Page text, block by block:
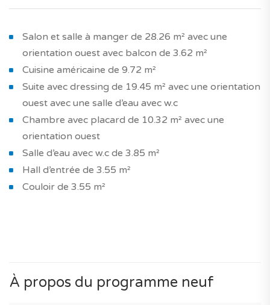
Salon et salle à manger de 28.26 m² avec une
orientation ouest avec balcon de 3.62 m²
Cuisine américaine de 9.72 m²
Suite avec dressing de 19.45 m² avec une orientation
ouest avec une salle d’eau avec w.c
Chambre avec placard de 10.32 m² avec une
orientation ouest
Salle d’eau avec w.c de 3.85 m²
Hall d’entrée de 3.55 m²
Couloir de 3.55 m²
À propos du programme neuf